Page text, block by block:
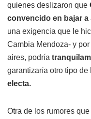
quienes deslizaron que
convencido en bajar a
una exigencia que le
Cambia Mendoza- y
aires, podría
garantizaría otro tipo
electa.
Otra de los rumores